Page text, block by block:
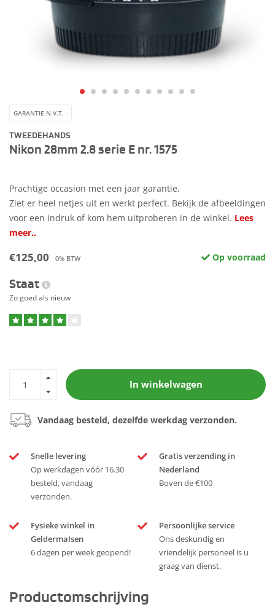
GARANTIE N.V.T. -
TWEEDEHANDS
Nikon 28mm 2.8 serie E nr. 1575
Prachtige occasion met een jaar garantie.
Ziet er heel netjes uit en werkt perfect. Bekijk de afbeeldingen
voor een indruk of kom hem uitproberen in de winkel. Lees
meer..
€125,00 0% BTW Op voorraad
Staat
Zo goed als nieuw
In winkelwagen
Vandaag besteld, dezelfde werkdag verzonden.
Snelle levering
Op werkdagen vóór 16.30
besteld, vandaag
verzonden.
Gratis verzending in
Nederland
Boven de €100
Fysieke winkel in
Geldermalsen
6 dagen per week geopend!
Persoonlijke service
Ons deskundig en
vriendelijk personeel is u
graag van dienst.
Productomschrijving